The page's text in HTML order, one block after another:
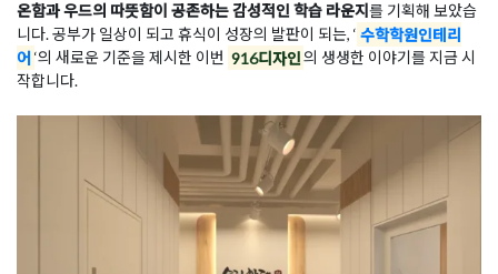
온함과 우드의 따뜻함이 공존하는 감성적인 학습 라운지 를 기획해 보았습
니다. 공부가 일상이 되고 휴식이 성장의 발판이 되는, ‘ 수학학원인테리
어 ‘의 새로운 기준을 제시한 이번 916디자인의 생생한 이야기를 지금 시
작합니다.